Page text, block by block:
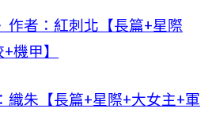
作者：紅刺北【長篇+星際
機甲】
織朱【長篇+星際+大女主+軍